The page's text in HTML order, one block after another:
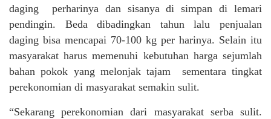
daging perharinya dan sisanya di simpan di lemari
pendingin. Beda dibadingkan tahun lalu penjualan
daging bisa mencapai 70-100 kg per harinya. Selain itu
masyarakat harus memenuhi kebutuhan harga sejumlah
bahan pokok yang melonjak tajam sementara tingkat
perekonomian di masyarakat semakin sulit.
“Sekarang perekonomian dari masyarakat serba sulit.